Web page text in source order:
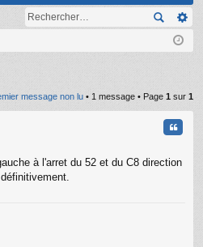
on ns
cri
message non lu • 1 message • Page 1 sur 1
à l'arret du 52 et du C8 direction